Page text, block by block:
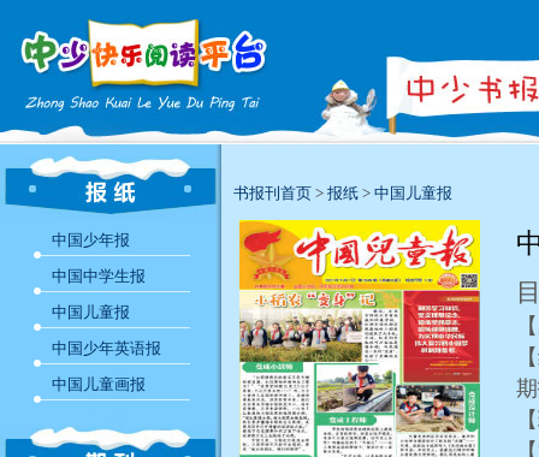
中国少年报
中国中学生报
中国儿童报
中国少年英语报
中国儿童画报
书报刊首页 > 报纸 > 中国儿童报